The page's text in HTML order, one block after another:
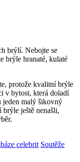
brýlí. Nebojte se
brýle hranaté, kulaté
protože kvalitní brýle
v bytost, která doladí
jeden malý šikovný
ještě nenašli,
celebrit Soutěže